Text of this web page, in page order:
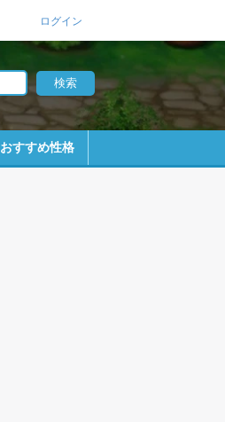
ログイン
おすすめ性格